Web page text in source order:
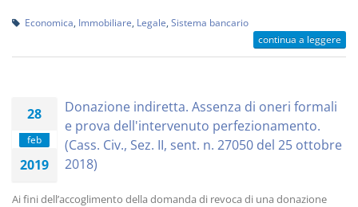
Economica Immobiliare Legale Sistema bancario
continua a leggere
28
feb
2019
Donazione indiretta. Assenza di oneri formali
e prova dell'intervenuto perfezionamento.
(Cass. Civ., Sez. II, sent. n. 27050 del 25 ottobre
2018)
Ai fini dell’accoglimento della domanda di revoca di una donazione